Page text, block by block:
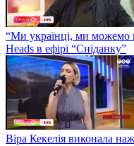
“Ми українці, ми можемо
Heads в ефірі “Сніданку”
Віра Кекелія виконала